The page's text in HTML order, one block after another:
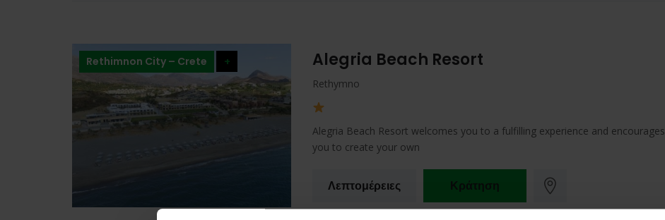
Rethimnon City – Crete + Alegria Beach Resort
Rethymno
Alegria Beach Resort welcomes you to a fulfilling experience and encourages
you to create your own
Λεπτομέρειες Κράτηση